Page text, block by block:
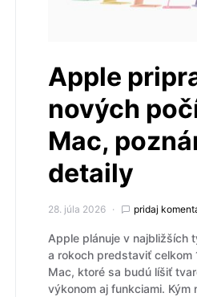
Apple
nových
Mac,
detaily
28. júla 2026 pridaj
Apple plánuje v najbližších
a rokoch predstaviť celkom
Mac, ktoré sa budú líšiť
výkonom aj funkciami. Kým